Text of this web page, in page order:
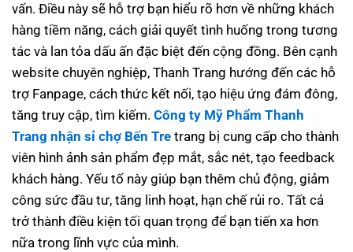
vấn. Điều này sẽ hỗ trợ bạn hiểu rõ hơn về những khách
hàng tiềm năng, cách giải quyết tình huống trong tương
tác và lan tỏa dấu ấn đặc biệt đến cộng đồng. Bên cạnh
website chuyên nghiệp, Thanh Trang hướng đến các hỗ
trợ Fanpage, cách thức kết nối, tạo hiệu ứng đám đông,
tăng truy cập, tìm kiếm. Công ty Mỹ Phẩm Thanh
Trang nhận sỉ chợ Bến Tre trang bị cung cấp cho thành
viên hình ảnh sản phẩm đẹp mắt, sắc nét, tạo feedback
khách hàng. Yếu tố này giúp bạn thêm chủ động, giảm
công sức đầu tư, tăng linh hoạt, hạn chế rủi ro. Tất cả
trở thành điều kiện tối quan trọng để bạn tiến xa hơn
nữa trong lĩnh vực của mình.